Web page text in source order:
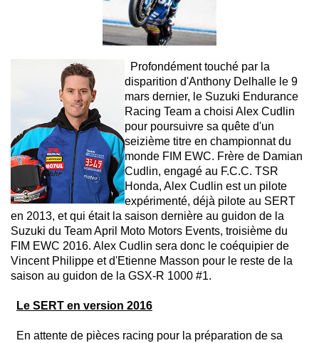
Profondément touché par la
disparition d'Anthony Delhalle le 9
mars dernier, le Suzuki Endurance
Racing Team a choisi Alex Cudlin
pour poursuivre sa quête d'un
seizième titre en championnat du
monde FIM EWC. Frère de Damian
Cudlin, engagé au F.C.C. TSR
Honda, Alex Cudlin est un pilote
expérimenté, déjà pilote au SERT
en 2013, et qui était la saison dernière au guidon de la
Suzuki du Team April Moto Motors Events, troisième du
FIM EWC 2016. Alex Cudlin sera donc le coéquipier de
Vincent Philippe et d'Etienne Masson pour le reste de la
saison au guidon de la GSX-R 1000 #1.
Le SERT en version 2016
En attente de pièces racing pour la préparation de sa